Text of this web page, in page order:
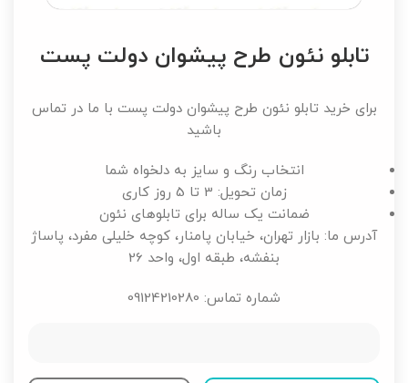
تابلو نئون طرح پیشوان دولت پست
برای خرید تابلو نئون طرح پیشوان دولت پست با ما در تماس
باشید
انتخاب رنگ و سایز به دلخواه شما
زمان تحویل: 3 تا 5 روز کاری
ضمانت یک ساله برای تابلوهای نئون
آدرس ما: بازار تهران، خیابان پامنار، کوچه خلیلی مفرد، پاساژ
بنفشه، طبقه اول، واحد 26
شماره تماس: 09124210280